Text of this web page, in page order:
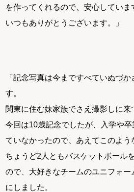
を作ってくれるので、安心していま
いつもありがとうございます。」
「記念写真は今まですべていぬづ
す。
関東に住む妹家族でさえ撮影しに来
今回は10歳記念でしたが、入学や
ていなかったので、あえてこのよう
ちょうど2人ともバスケットボール
ので、大好きなチームのユニフォー
にしました。